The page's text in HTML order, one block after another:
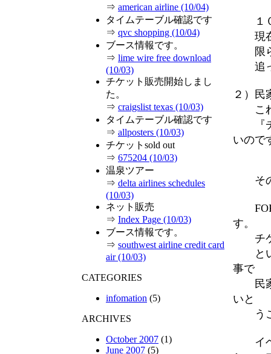
⇒ american airline (10/04)
タイムテーブル確認です
⇒ qvc shopping (10/04)
ブース情報です。
⇒ lime wire free download
(10/03)
チケット販売開始しまし
た。
⇒ craigslist texas (10/03)
タイムテーブル確認です
⇒ allposters (10/03)
チケットsold out
⇒ 675204 (10/03)
温泉ツアー
⇒ delta airlines schedules
(10/03)
ネット販売
⇒ Index Page (10/03)
ブース情報です。
⇒ southwest airline credit card
air (10/03)
CATEGORIES
infomation (5)
ARCHIVES
October 2007 (1)
June 2007 (5)
１０
現在
限ら
追っ
２）民
これ
『チ
いので
その
FOR
す。
チケ
とい
事で
民家
いと
うこ
イベ